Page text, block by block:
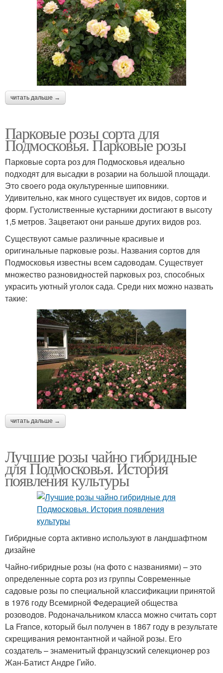
читать дальше →
Парковые розы сорта для
Подмосковья. Парковые розы
Парковые сорта роз для Подмосковья идеально
подходят для высадки в розарии на большой площади.
Это своего рода окультуренные шиповники.
Удивительно, как много существует их видов, сортов и
форм. Густолиственные кустарники достигают в высоту
1,5 метров. Зацветают они раньше других видов роз.
Существуют самые различные красивые и
оригинальные парковые розы. Названия сортов для
Подмосковья известны всем садоводам. Существует
множество разновидностей парковых роз, способных
украсить уютный уголок сада. Среди них можно назвать
такие:
читать дальше →
Лучшие розы чайно гибридные
для Подмосковья. История
появления культуры
Гибридные сорта активно используют в ландшафтном
дизайне
Чайно-гибридные розы (на фото с названиями) – это
определенные сорта роз из группы Современные
садовые розы по специальной классификации принятой
в 1976 году Всемирной Федерацией общества
розоводов. Родоначальником класса можно считать сорт
La France, который был получен в 1867 году в результате
скрещивания ремонтантной и чайной розы. Его
создатель – знаменитый французский селекционер роз
Жан-Батист Андре Гийо.